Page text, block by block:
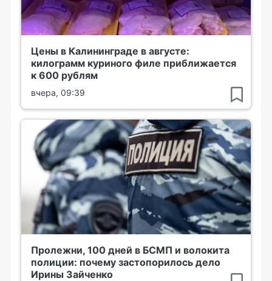
Цены в Калининграде в августе:
килограмм куриного филе приближается
к 600 рублям
вчера, 09:39
Пролежни, 100 дней в БСМП и волокита
полиции: почему застопорилось дело
Ирины Зайченко